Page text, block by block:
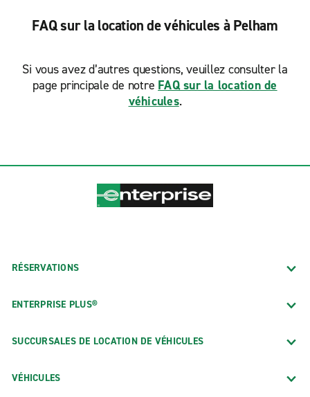
FAQ sur la location de véhicules à Pelham
Si vous avez d’autres questions, veuillez consulter la
page principale de notre FAQ sur la location de
véhicules.
RÉSERVATIONS
ENTERPRISE PLUS®
SUCCURSALES DE LOCATION DE VÉHICULES
VÉHICULES